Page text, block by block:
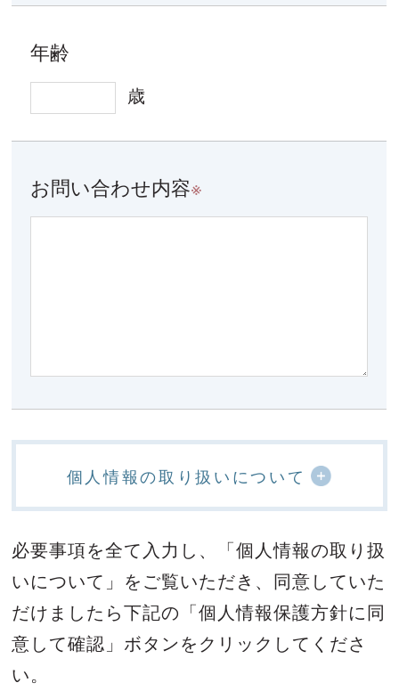
年齢
歳
お問い合わせ内容※
個人情報の取り扱いについて
必要事項を全て入力し、「個人情報の取り扱
いについて」をご覧いただき、 同意していた
だけましたら下記の「個人情報保護方針に同
意して確認」ボタンをクリックしてくださ
い。